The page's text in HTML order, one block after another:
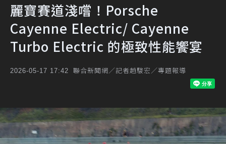
麗寶賽道淺嚐！Porsche
Cayenne Electric/ Cayenne
Turbo Electric 的極致性能饗宴
2026-05-17 17:42 聯合新聞網／記者趙駿宏／專題報導